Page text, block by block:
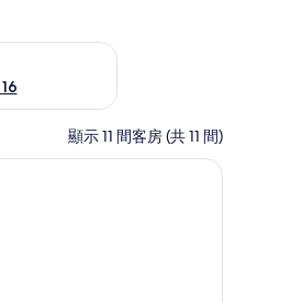
的供應情況
顯示 11 間客房 (共 11 間)
高級雙人或雙床房 | 迷你吧、書桌、隔音、免